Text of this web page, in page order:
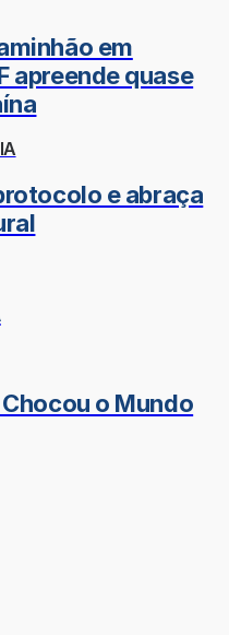
em
apreende quase
e abraça
o Mundo